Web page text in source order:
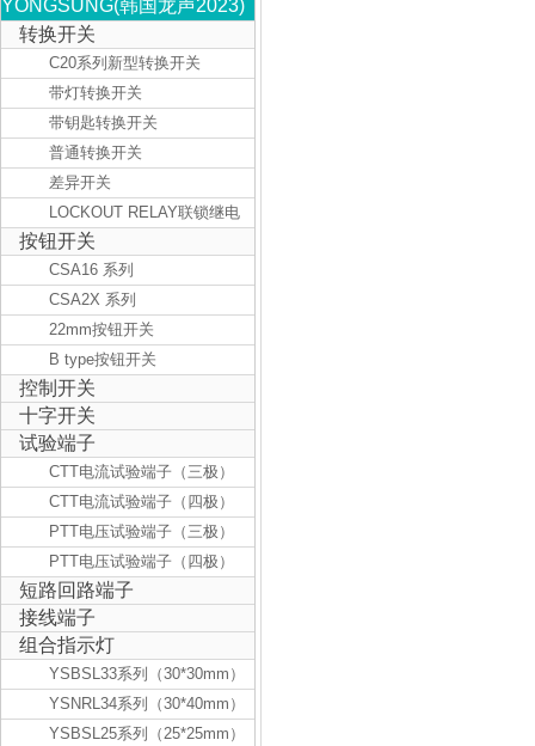
YONGSUNG(韩国龙声2023)
转换开关
C20系列新型转换开关
带灯转换开关
带钥匙转换开关
普通转换开关
差异开关
LOCKOUT RELAY联锁继电
器
按钮开关
CSA16 系列
CSA2X 系列
22mm按钮开关
B type按钮开关
控制开关
十字开关
试验端子
CTT电流试验端子（三极）
CTT电流试验端子（四极）
PTT电压试验端子（三极）
PTT电压试验端子（四极）
短路回路端子
接线端子
组合指示灯
YSBSL33系列（30*30mm）
YSNRL34系列（30*40mm）
YSBSL25系列（25*25mm）